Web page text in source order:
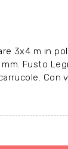
3x4 m in
Fusto
Con